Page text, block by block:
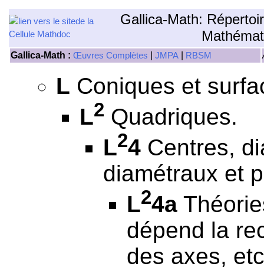
Gallica-Math:
Gallica-Math : Œuvres Complètes JMPA RBSM
L Coniques et
L2 Quadriques.
L24 Centres,
diamétraux et
L24a
dépend la
des axes,